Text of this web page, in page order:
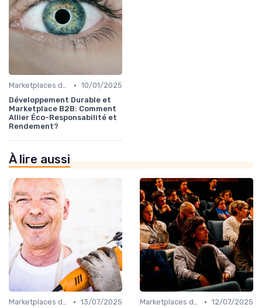
Marketplaces de partenaires • 10/01/2025
Développement Durable et
Marketplace B2B: Comment
Allier Éco-Responsabilité et
Rendement?
À lire aussi
Marketplaces de leadgen • 13/07/2025
Marketplaces de leadgen • 12/07/2025